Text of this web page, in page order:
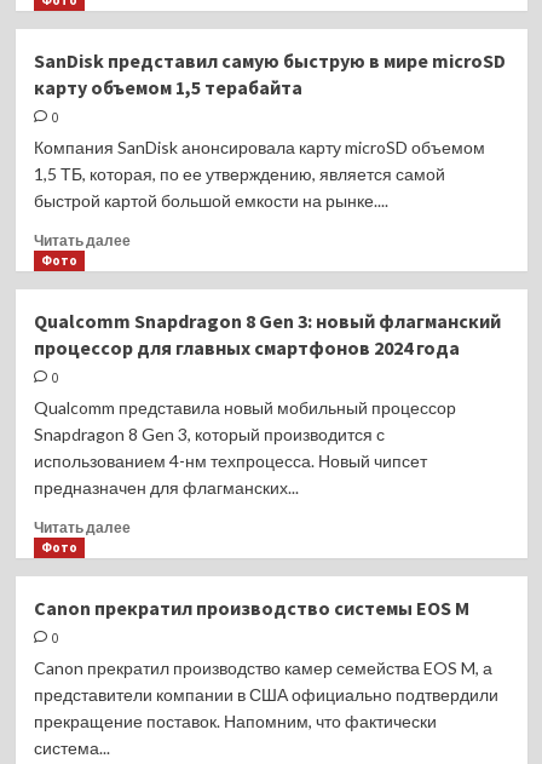
ночи
московскому
времени)
от
Canon:
будущего
мобильных
камер?
SanDisk представил самую быструю в мире microSD
карту объемом 1,5 терабайта
0
Компания SanDisk анонсировала карту microSD объемом
1,5 ТБ, которая, по ее утверждению, является самой
быстрой картой большой емкости на рынке....
Читать далееПрочитать
представил
самую
мире
microSD
карту
объемом
терабайта
Фото
Qualcomm Snapdragon 8 Gen 3: новый флагманский
процессор для главных смартфонов 2024 года
0
Qualcomm представила новый мобильный процессор
Snapdragon 8 Gen 3, который производится с
использованием 4-нм техпроцесса. Новый чипсет
предназначен для флагманских...
Читать далееПрочитать
Snapdragon
Gen
флагманский
Фото
Canon прекратил производство системы EOS M
0
Canon прекратил производство камер семейства EOS M, а
представители компании в США официально подтвердили
прекращение поставок. Напомним, что фактически
система...